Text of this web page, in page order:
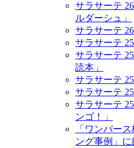
サラサーテ
ルダーシュ」
サラサーテ
サラサーテ
サラサーテ
読本」
サラサーテ
サラサーテ
サラサーテ
ンゴ！」
「ワンバー
ング事例」